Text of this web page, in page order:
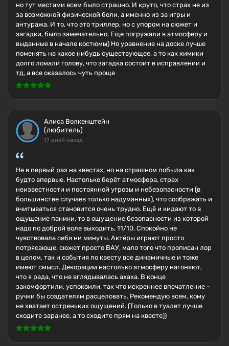
но тут местами всем было страшно. И круто, что страх не из
за возможной физической боли, а именно из за игры и
антуража. И то, что это триллер, но с упором на сюжет и
загадки, было замечательно. Еще погружали в атмосферу и
выданные в начале костюмы) Но уравнение на доске лучше
поменять на какое нибудь существующее, а то как химики
долго ломали голову, что загадка состоит в исправлении и
тд, а все оказалось чуть проще
Алиса Волкенштейн
(любитель)
17 дней назад
Не в первый раз на квестах, но на страшном побыла как
будто впервые. Настолько берёт атмосфера, страх
неизвестности и постоянной угрозы и небезопасности (в
большинстве случаев только надуманных), что соображать и
вчитываться становится очень трудно. Ещё и кидают то в
ощущение паники, то в ощущение безопасности из которой
надо по доброй воле выходить, 11/10. Спокойно не
чувствовала себя ни минуты. Актёры играют просто
потрясающе, сюжет просто ВАУ, мало того что прописан лор
в целом, так и события по квесту все динамичные и тоже
имеют смысл. Декорации настолько атмосферу нагоняют,
что я рада, что не вглядывалась ахаха. В конце
закомфортили, успокоили, так что искреннее впечатление -
ручки бы создателям расцеловать. Рекомендую всем, кому
не хватает остреньких ощущений. (Только в туалет лучше
сходите заранее, а то сходите прям на квесте))